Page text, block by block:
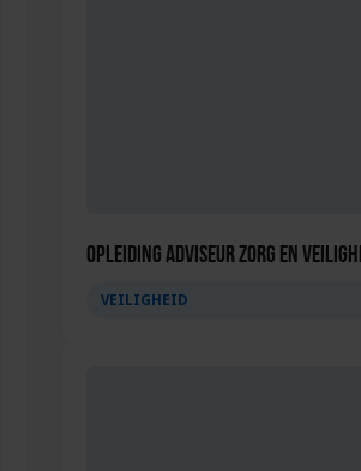
Opleiding Adviseur zorg en
VEILIGHEID